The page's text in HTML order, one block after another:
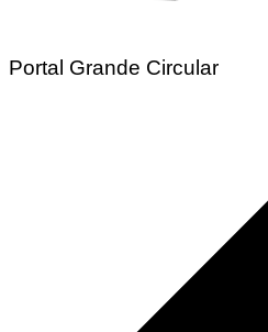
Portal Grande Circular